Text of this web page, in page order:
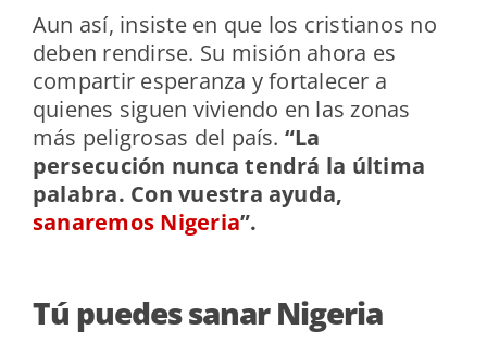
Aun así, insiste en que los cristianos no
deben rendirse. Su misión ahora es
compartir esperanza y fortalecer a
quienes siguen viviendo en las zonas
más peligrosas del país. “La
persecución nunca tendrá la última
palabra. Con vuestra ayuda,
sanaremos Nigeria”.
Tú puedes sanar Nigeria